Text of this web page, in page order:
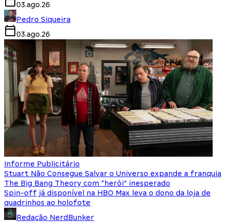
03.ago.26
Pedro Siqueira
03.ago.26
Informe Publicitário
Stuart Não Consegue Salvar o Universo expande a franquia
The Big Bang Theory com “herói” inesperado
Spin-off já disponível na HBO Max leva o dono da loja de
quadrinhos ao holofote
Redação NerdBunker